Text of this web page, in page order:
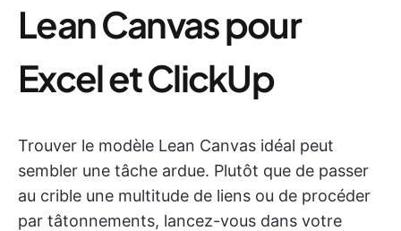
Lean Canvas pour
Excel et ClickUp
Trouver le modèle Lean Canvas idéal peut
sembler une tâche ardue. Plutôt que de passer
au crible une multitude de liens ou de procéder
par tâtonnements, lancez-vous dans votre